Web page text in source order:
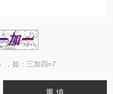
，如：三加四=7